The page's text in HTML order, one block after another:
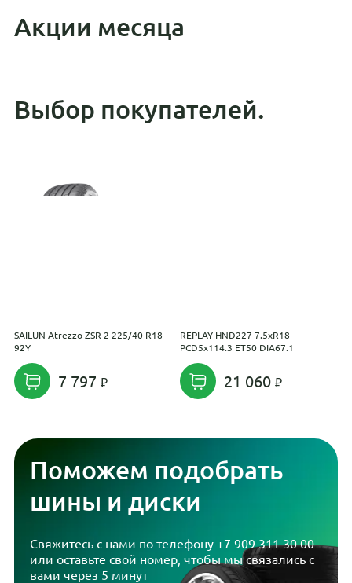
Акции месяца
Выбор покупателей.
SAILUN Atrezzo ZSR 2 225/40 R18
92Y
7 797
REPLAY HND227 7.5xR18
PCD5x114.3 ET50 DIA67.1
21 060
Поможем подобрать
шины и диски
Свяжитесь с нами по телефону +7 909 311 30 00
или оставьте свой номер, чтобы мы связались с
вами через 5 минут